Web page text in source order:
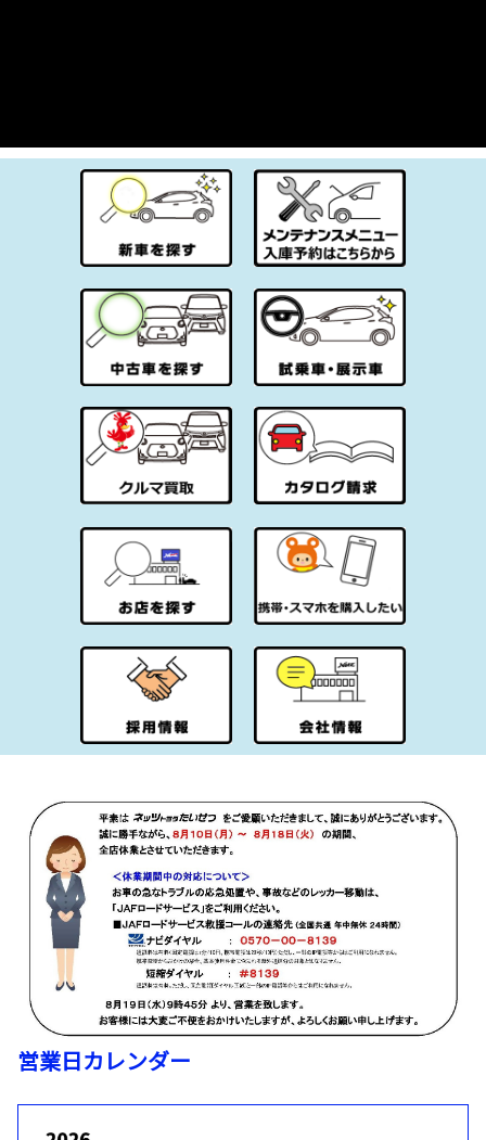
営業日カレンダー